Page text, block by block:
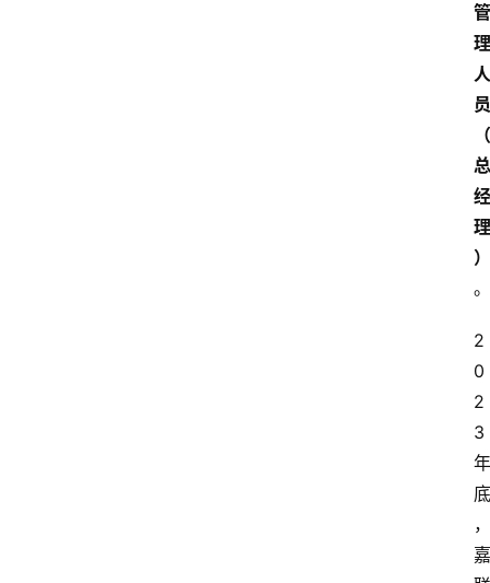
管
理
人
员
（
总
经
理
）
。
2
0
2
3
年
底
，
嘉